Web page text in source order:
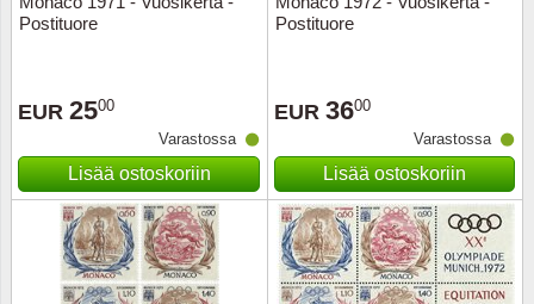
Postituore
EUR 2500
Varastossa
Lisää ostoskoriin
Postituore
EUR 3600
Varastossa
Lisää ostoskoriin
Japani